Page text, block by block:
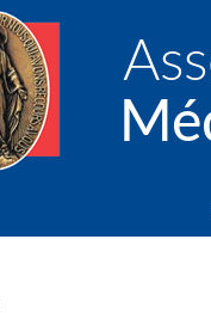
de la Médaille